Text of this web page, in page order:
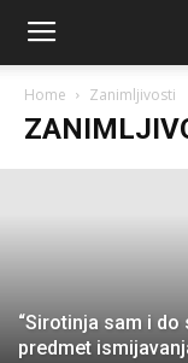
Home Zanimljivosti
menjaju život
Retrogradni
tek tako
Urednik 1 - August 9,
“Sirotinja sam i
predmet